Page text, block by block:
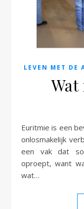
LEVEN MET DE
Euritmie is een bewegingsvorm en is van oorsprong
onlosmakelijk
een vak dat
oproept, want
wat…